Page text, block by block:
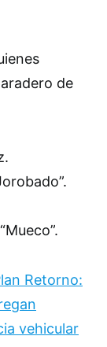
de
Retorno:
vehicular